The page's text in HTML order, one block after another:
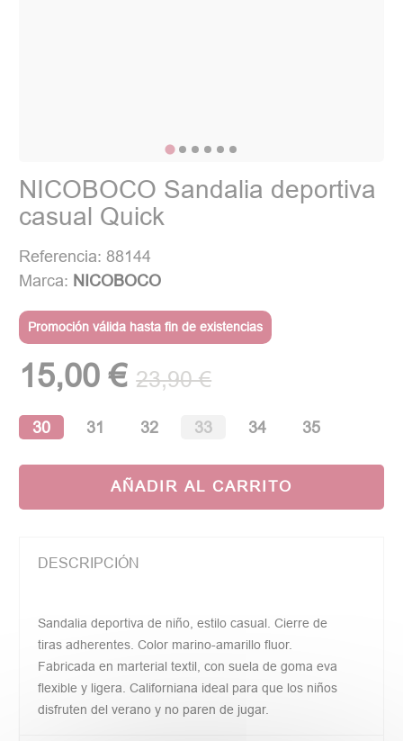
NICOBOCO Sandalia deportiva
casual Quick
Referencia: 88144
Marca: NICOBOCO
Promoción válida hasta fin de existencias
15,00 € 23,90 €
30 31 32 33 34 35
AÑADIR AL CARRITO
DESCRIPCIÓN
Sandalia deportiva de niño, estilo casual. Cierre de
tiras adherentes. Color marino-amarillo fluor.
Fabricada en marterial textil, con suela de goma eva
flexible y ligera. Californiana ideal para que los niños
disfruten del verano y no paren de jugar.